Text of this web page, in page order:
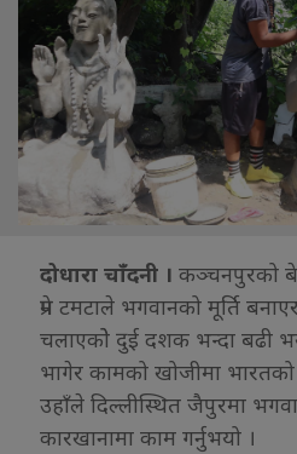
दोधारा चाँदनी । कञ्चनपुरको
प्रेम टमटाले भगवानको मूर्ति
चलाएकोे दुई दशक भन्दा बढी
भागेर कामको खोजीमा भारतको
उहाँले दिल्लीस्थित जैपुरमा
कारखानामा काम गर्नुभयो ।